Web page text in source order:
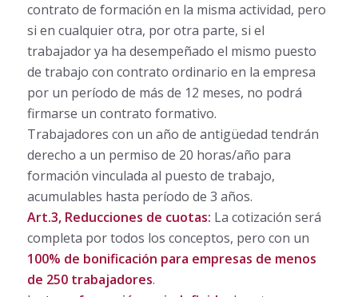
contrato de formación en la misma actividad, pero
si en cualquier otra, por otra parte, si el
trabajador ya ha desempeñado el mismo puesto
de trabajo con contrato ordinario en la empresa
por un período de más de 12 meses, no podrá
firmarse un contrato formativo.
Trabajadores con un año de antigüedad tendrán
derecho a un permiso de 20 horas/año para
formación vinculada al puesto de trabajo,
acumulables hasta período de 3 años.
Art.3, Reducciones de cuotas: La cotización será
completa por todos los conceptos, pero con un
100% de bonificación para empresas de menos
de 250 trabajadores.